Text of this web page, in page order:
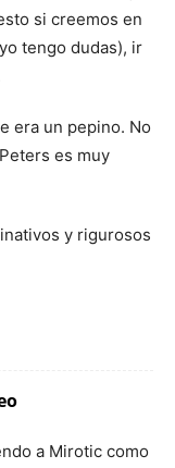
si creemos en
tengo dudas), ir
era un pepino. No
es muy
y rigurosos
a Mirotic como